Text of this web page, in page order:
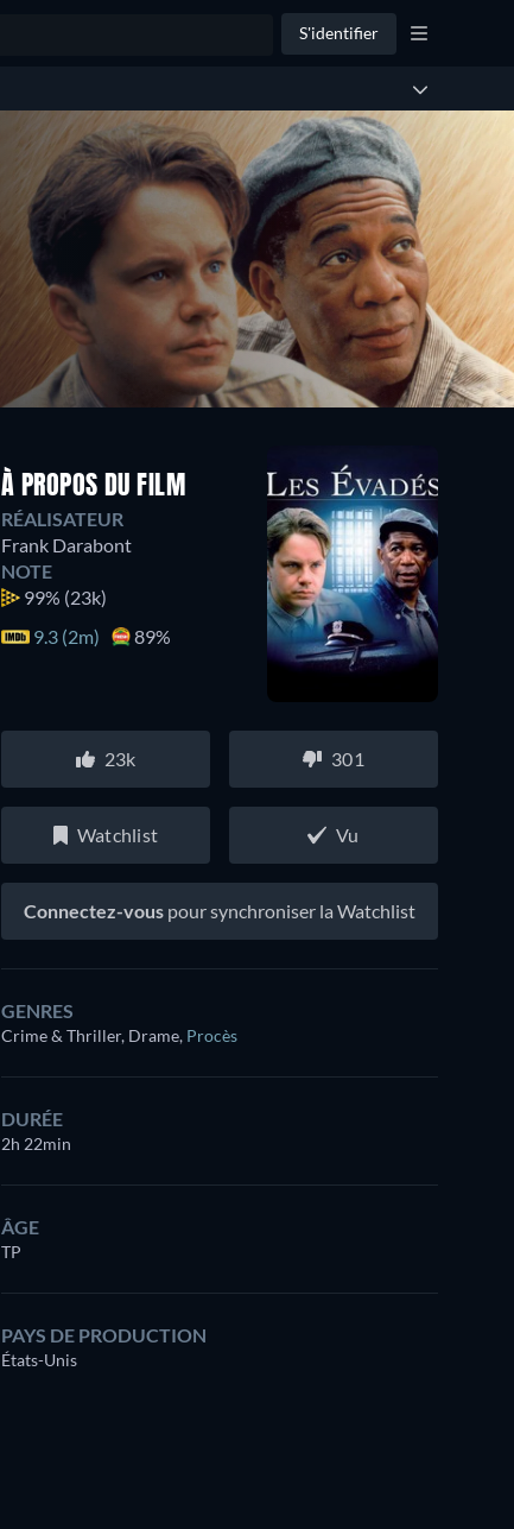
S'identifier
À PROPOS DU FILM
RÉALISATEUR
Frank Darabont
NOTE
99% (23k)
9.3 (2m)
89%
23k 301
Watchlist Vu
Connectez-vous pour synchroniser la Watchlist
GENRES
Crime & Thriller, Drame, Procès
DURÉE
2h 22min
ÂGE
TP
PAYS DE PRODUCTION
États-Unis